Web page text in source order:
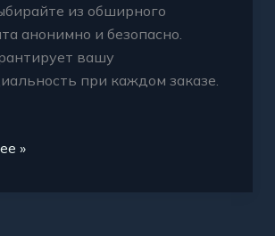
из обширного
анонимно и безопасно.
вашу
при каждом заказе.
»